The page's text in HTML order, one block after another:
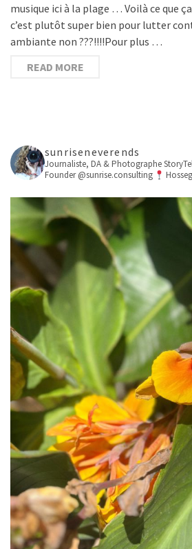
musique ici à la plage … Voilà ce que
c’est plutôt super bien pour lutter
ambiante non ???!!!!Pour plus …
READ MORE
sunriseneverends
Journaliste, DA & Photographe
Founder @sunrise.consulting